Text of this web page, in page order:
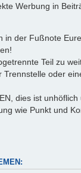
Werbung in
der Fußnote
Teil zu
oder
dies ist
wie Punkt und